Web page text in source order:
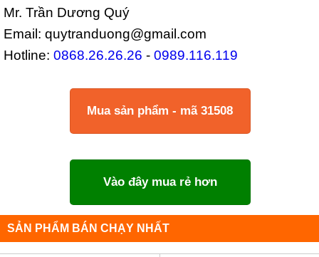
Mr. Trần Dương Quý
Email: quytranduong@gmail.com
Hotline: 0868.26.26.26 - 0989.116.119
Mua sản phẩm - mã 31508
Vào đây mua rẻ hơn
SẢN PHẨM BÁN CHẠY NHẤT